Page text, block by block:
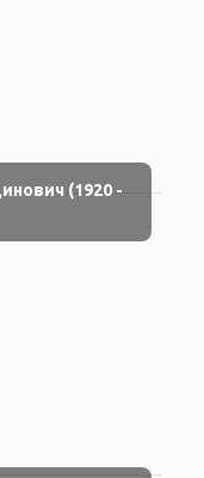
(1920 -